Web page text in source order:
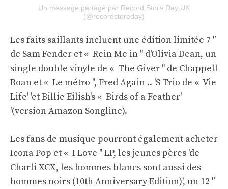
Un message partagé par Record Store Day UK
(@recordstoreday)
Les faits saillants incluent une édition limitée 7 ″
de Sam Fender et « Rein Me in '' d'Olivia Dean, un
single double vinyle de « The Giver '' de Chappell
Roan et « Le métro '', Fred Again .. 'S Trio de « Vie
Life' 'et Billie Eilish's « Birds of a Feather'
'(version Amazon Songline).
Les fans de musique pourront également acheter
Icona Pop et « I Love '' LP, les jeunes pères 'de
Charli XCX, les hommes blancs sont aussi des
hommes noirs (10th Anniversary Edition)', un 12 ″